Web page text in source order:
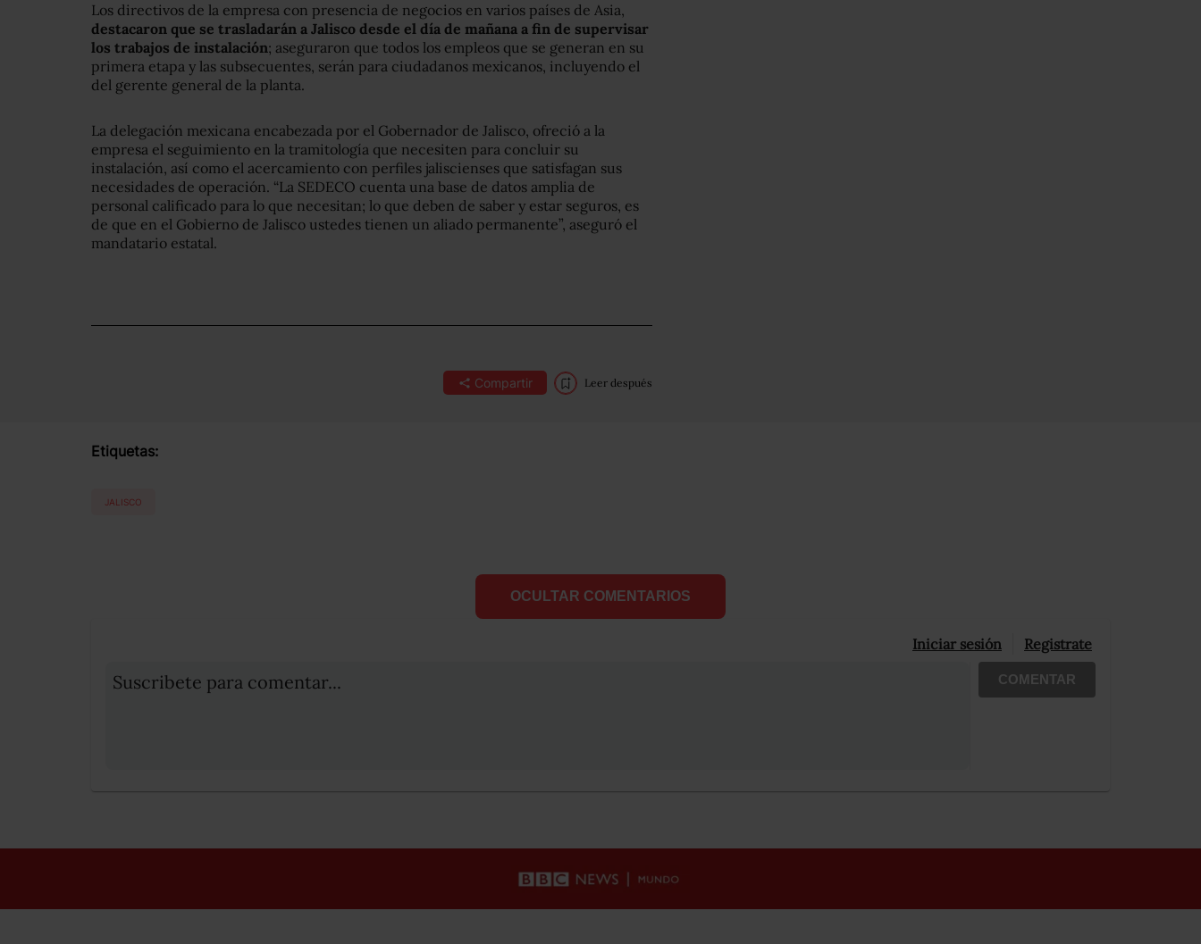
Los directivos de la empresa con presencia de negocios en varios países de Asia,
destacaron que se trasladarán a Jalisco desde el día de mañana a fin de supervisar
los trabajos de instalación; aseguraron que todos los empleos que se generan en su
primera etapa y las subsecuentes, serán para ciudadanos mexicanos, incluyendo el
del gerente general de la planta.
La delegación mexicana encabezada por el Gobernador de Jalisco, ofreció a la
empresa el seguimiento en la tramitología que necesiten para concluir su
instalación, así como el acercamiento con perfiles jaliscienses que satisfagan sus
necesidades de operación. “La SEDECO cuenta una base de datos amplia de
personal calificado para lo que necesitan; lo que deben de saber y estar seguros, es
de que en el Gobierno de Jalisco ustedes tienen un aliado permanente”, aseguró el
mandatario estatal.
Compartir Leer después
Etiquetas:
JALISCO
OCULTAR COMENTARIOS
Iniciar sesión Registrate
Suscribete para comentar... COMENTAR